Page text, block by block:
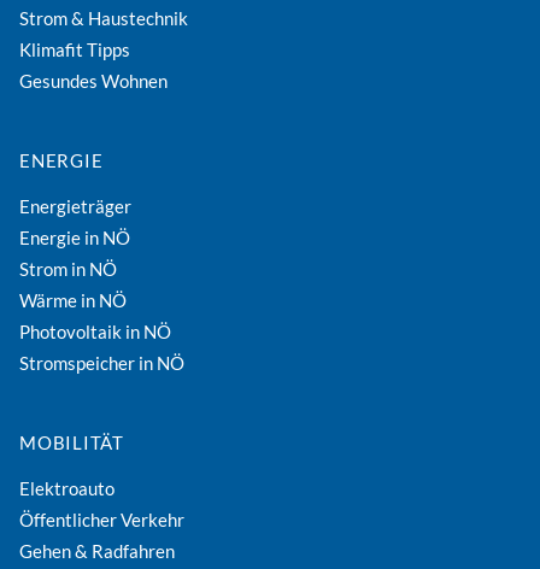
Strom & Haustechnik
Klimafit Tipps
Gesundes Wohnen
ENERGIE
Energieträger
Energie in NÖ
Strom in NÖ
Wärme in NÖ
Photovoltaik in NÖ
Stromspeicher in NÖ
MOBILITÄT
Elektroauto
Öffentlicher Verkehr
Gehen & Radfahren